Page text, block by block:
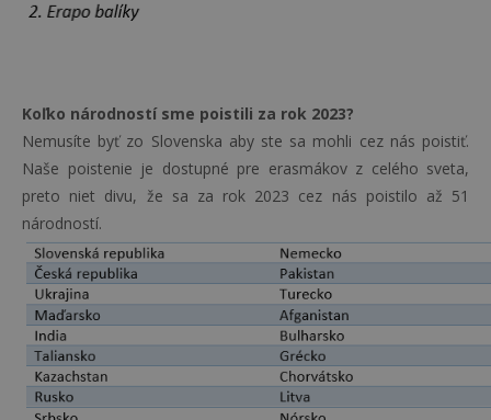
Koľko národností sme poistili za rok 2023?
Nemusíte byť zo Slovenska aby ste sa mohli cez nás poistiť.
Naše poistenie je dostupné pre erasmákov z celého sveta,
preto niet divu, že sa za rok 2023 cez nás poistilo až 51
národností.